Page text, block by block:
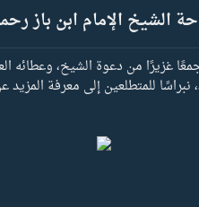
الشيخ الإمام ابن باز
غزيرًا من دعوة الشيخ، وعطائه
للمتطلعين إلى معرفة